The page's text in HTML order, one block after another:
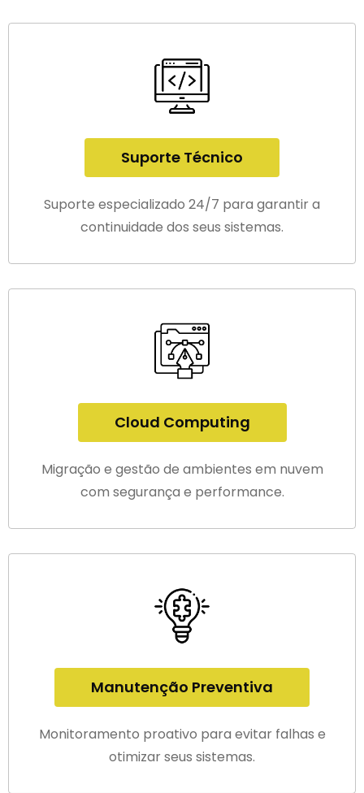
Suporte Técnico
Suporte especializado 24/7 para garantir a
continuidade dos seus sistemas.
Cloud Computing
Migração e gestão de ambientes em nuvem
com segurança e performance.
Manutenção Preventiva
Monitoramento proativo para evitar falhas e
otimizar seus sistemas.